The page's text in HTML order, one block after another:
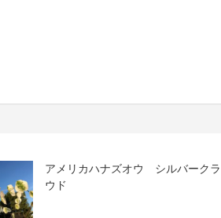
アメリカハナズオウ シルバークラ
ウド